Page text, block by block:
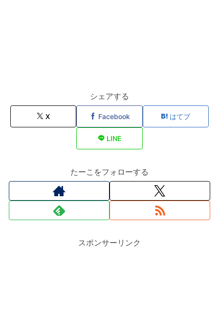
シェアする
X Facebook はてブ
LINE
たーこをフォローする
スポンサーリンク